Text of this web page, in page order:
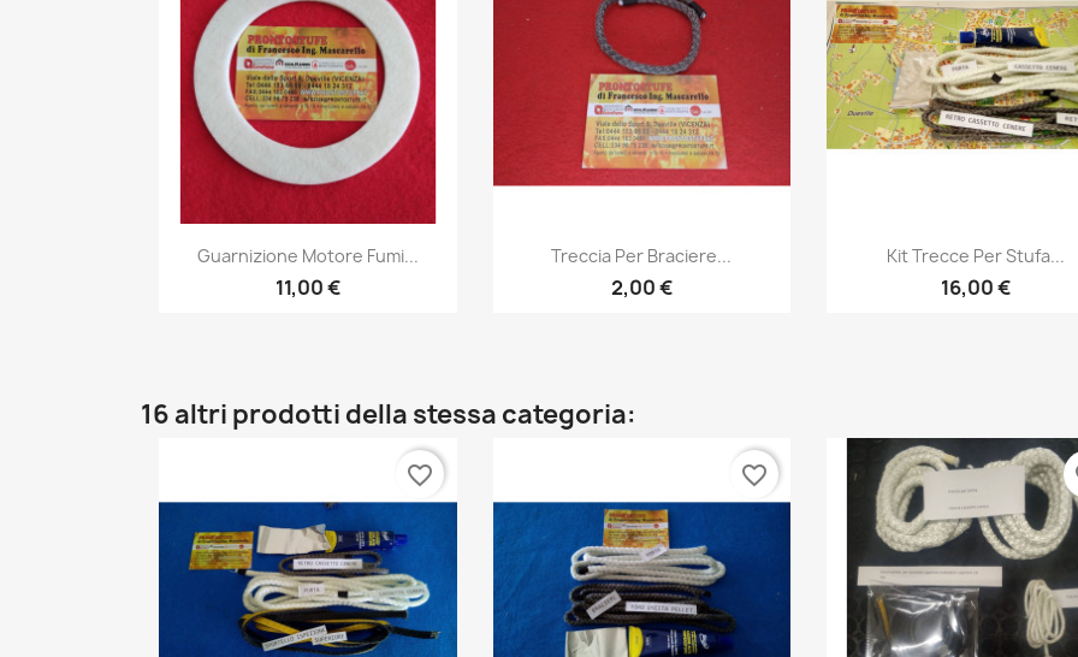
Anteprima
Guarnizione Motore Fumi...
11,00 €
Anteprima
Treccia Per Braciere...
2,00 €
Anteprima
Kit Trecce Per Stufa...
16,00 €
16 altri prodotti della stessa categoria:
favorite_border favorite_border